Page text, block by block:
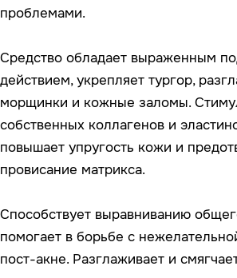
устраняет шелушения.
жирность кожи в течение дня. Помогает
сальные нити и сужает расширенные поры.
Оказывает мощнейшее антиоксидантное
устраняя тусклость и замедляя процессы
впитывается, без липкости и жирного блеска.
жирной кожи.
Активные ингредиенты
10% ниацинамидаувеличивает синтез
церамидов, устраняет сухость, стянутость и